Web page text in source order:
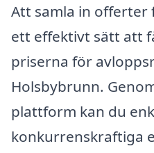
Att samla in
ett effektivt sätt att
priserna för
Holsbybrunn.
plattform kan du
konkurrenskraftiga